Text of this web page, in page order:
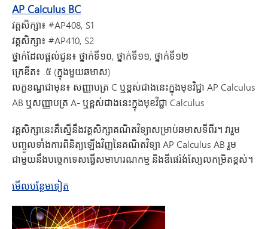
AP Calculus BC
វគ្គសិក្សា៖ #AP408, S1
វគ្គសិក្សា៖ #AP410, S2
ថ្នាក់ដែលផ្តល់ជូន៖ ថ្នាក់ទី១០, ថ្នាក់ទី១១, ថ្នាក់ទី១២
ក្រេឌីត៖ .៥ (ក្នុងមួយឆមាស)
លក្ខខណ្ឌជាមុន៖ សញ្ញាបត្រ C ឬខ្ពស់ជាងនេះក្នុងមុខវិជ្ជា AP Calculus
AB ឬសញ្ញាបត្រ A- ឬខ្ពស់ជាងនេះក្នុងមុខវិជ្ជា Calculus
វគ្គសិក្សានេះគឺស្មើនឹងវគ្គសិក្សាគណិតវិទ្យាសម្រាប់ឆមាសទីពីរ។ វារួម
បញ្ចូលទាំងការពិនិត្យឡើងវិញនៃគណិតវិទ្យា AP Calculus AB រួម
ជាមួយនឹងបច្ចេកទេសធ្វើសមាហរណកម្ម និងឌីផេរ៉ង់ស្យែលកម្រិតខ្ពស់។
មើល​បន្ថែមទៀត